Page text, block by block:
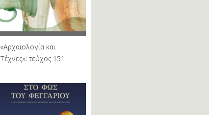
«Αρχαιολογία και
Τέχνες»: τεύχος 151